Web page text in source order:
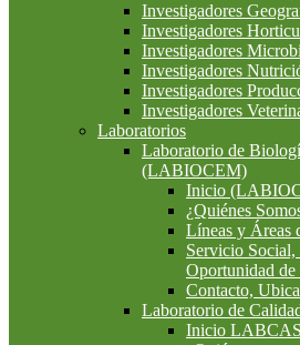
Investigadores
Investigadores
Investigadores
Investigadores
Investigadores
Investigadores
Laboratorios
Laboratorio de
(LABIOCEM)
Inicio
¿Quiénes
Líneas y Áreas
Servicio Social,
Oportunidad de
Contacto,
Laboratorio de
Inicio LABCAS